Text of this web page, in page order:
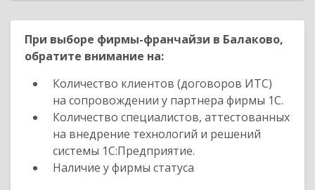
При выборе фирмы-франчайзи в Балаково,
обратите внимание на:
Количество клиентов (договоров ИТС)
на сопровождении у партнера фирмы 1С.
Количество специалистов, аттестованных
на внедрение технологий и решений
системы 1С:Предприятие.
Наличие у фирмы статуса